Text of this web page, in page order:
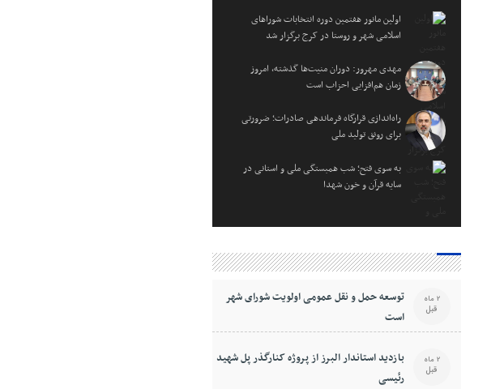
اولین مانور هفتمین دوره انتخابات شوراهای
اسلامی شهر و روستا در کرج برگزار شد
مهدی مهرور: دوران منیت‌ها گذشته، امروز
زمان هم‌افزایی احزاب است
راه‌اندازی قرارگاه فرماندهی صادرات؛ ضرورتی
برای رونق تولید ملی
به سوی فتح؛ شب همبستگی ملی و استانی در
سایه قرآن و خون شهدا
توسعه حمل و نقل عمومی اولویت شورای شهر
است
2 ماه
قبل
بازدید استاندار البرز از پروژه کنارگذر پل شهید
رئیسی
2 ماه
قبل